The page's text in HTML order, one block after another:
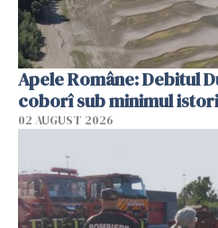
Apele Române: Debitul
coborî sub minimul
02 AUGUST 2026